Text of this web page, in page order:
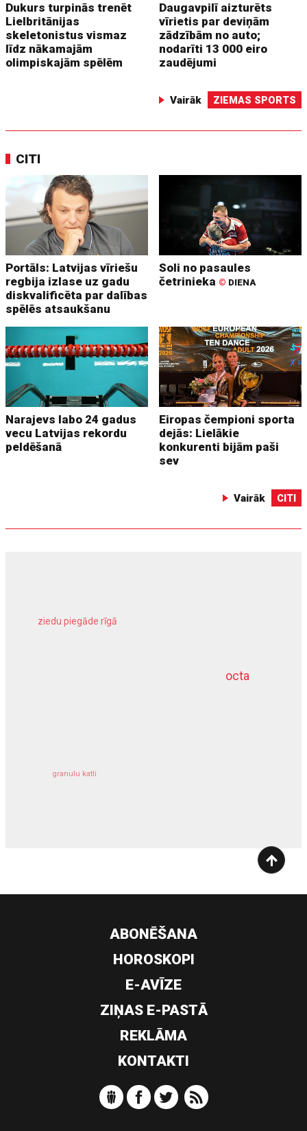
Dukurs turpinās trenēt
Lielbritānijas
skeletonistus vismaz
līdz nākamajām
olimpiskajām spēlēm
Daugavpilī aizturēts
vīrietis par deviņām
zādzībām no auto;
nodarīti 13 000 eiro
zaudējumi
Vairāk ZIEMAS SPORTS
CITI
Portāls: Latvijas vīriešu
regbija izlase uz gadu
diskvalificēta par dalības
spēlēs atsaukšanu
Soli no pasaules
četrinieka © DIENA
Narajevs labo 24 gadus
vecu Latvijas rekordu
peldēšanā
Eiropas čempioni sporta
dejās: Lielākie
konkurenti bijām paši
sev
Vairāk CITI
octa
ziedu piegāde rīgā
granulu katli
dziļurbums
ABONĒŠANA
HOROSKOPI
E-AVĪZE
ZIŅAS E-PASTĀ
REKLĀMA
KONTAKTI